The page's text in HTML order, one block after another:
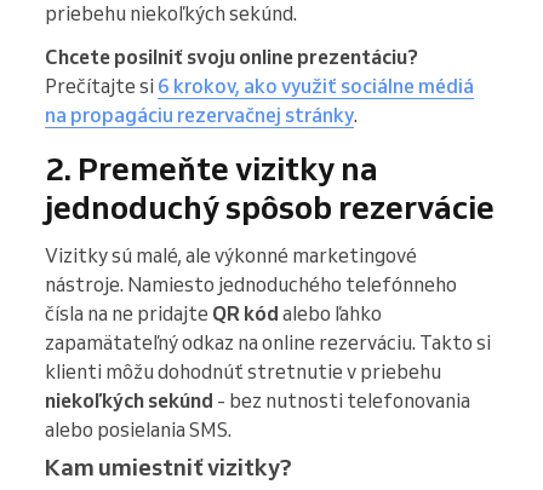
priebehu niekoľkých sekúnd.
Chcete posilniť svoju online prezentáciu?
Prečítajte si 6 krokov, ako využiť sociálne médiá
na propagáciu rezervačnej stránky.
2. Premeňte vizitky na
jednoduchý spôsob rezervácie
Vizitky sú malé, ale výkonné marketingové
nástroje. Namiesto jednoduchého telefónneho
čísla na ne pridajte QR kód alebo ľahko
zapamätateľný odkaz na online rezerváciu. Takto si
klienti môžu dohodnúť stretnutie v priebehu
niekoľkých sekúnd - bez nutnosti telefonovania
alebo posielania SMS.
Kam umiestniť vizitky?